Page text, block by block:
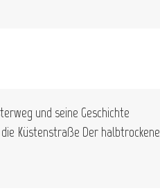
und seine Geschichte
Küstenstraße Der halbtrockene